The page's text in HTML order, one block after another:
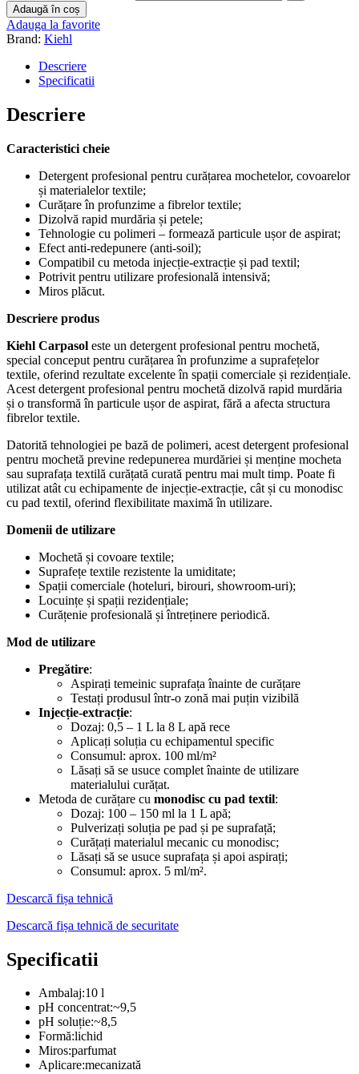
Adaugă în coș
Adauga la favorite
Brand: Kiehl
Descriere
Specificatii
Descriere
Caracteristici cheie
Detergent profesional pentru curățarea mochetelor, covoarelor
și materialelor textile;
Curățare în profunzime a fibrelor textile;
Dizolvă rapid murdăria și petele;
Tehnologie cu polimeri – formează particule ușor de aspirat;
Efect anti-redepunere (anti-soil);
Compatibil cu metoda injecție-extracție și pad textil;
Potrivit pentru utilizare profesională intensivă;
Miros plăcut.
Descriere produs
Kiehl Carpasol este un detergent profesional pentru mochetă,
special conceput pentru curățarea în profunzime a suprafețelor
textile, oferind rezultate excelente în spații comerciale și rezidențiale.
Acest detergent profesional pentru mochetă dizolvă rapid murdăria
și o transformă în particule ușor de aspirat, fără a afecta structura
fibrelor textile.
Datorită tehnologiei pe bază de polimeri, acest detergent profesional
pentru mochetă previne redepunerea murdăriei și menține mocheta
sau suprafața textilă curățată curată pentru mai mult timp. Poate fi
utilizat atât cu echipamente de injecție-extracție, cât și cu monodisc
cu pad textil, oferind flexibilitate maximă în utilizare.
Domenii de utilizare
Mochetă și covoare textile;
Suprafețe textile rezistente la umiditate;
Spații comerciale (hoteluri, birouri, showroom-uri);
Locuințe și spații rezidențiale;
Curățenie profesională și întreținere periodică.
Mod de utilizare
Pregătire:
Aspirați temeinic suprafața înainte de curățare
Testați produsul într-o zonă mai puțin vizibilă
Injecție-extracție:
Dozaj: 0,5 – 1 L la 8 L apă rece
Aplicați soluția cu echipamentul specific
Consumul: aprox. 100 ml/m²
Lăsați să se usuce complet înainte de utilizare
materialului curățat.
Metoda de curățare cu monodisc cu pad textil:
Dozaj: 100 – 150 ml la 1 L apă;
Pulverizați soluția pe pad și pe suprafață;
Curățați materialul mecanic cu monodisc;
Lăsați să se usuce suprafața și apoi aspirați;
Consumul: aprox. 5 ml/m².
Descarcă fișa tehnică
Descarcă fișa tehnică de securitate
Specificatii
Ambalaj:10 l
pH concentrat:~9,5
pH soluție:~8,5
Formă:lichid
Miros:parfumat
Aplicare:mecanizată